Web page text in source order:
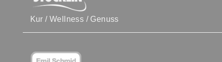
Kur / Wellness / Genuss